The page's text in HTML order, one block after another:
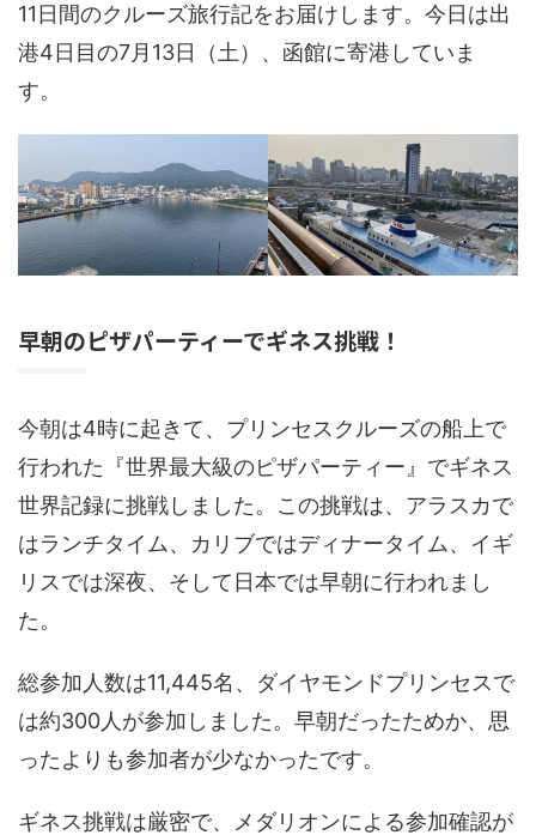
11日間のクルーズ旅行記をお届けします。今日は出
港4日目の7月13日（土）、函館に寄港していま
す。
早朝のピザパーティーでギネス挑戦！
今朝は4時に起きて、プリンセスクルーズの船上で
行われた『世界最大級のピザパーティー』でギネス
世界記録に挑戦しました。この挑戦は、アラスカで
はランチタイム、カリブではディナータイム、イギ
リスでは深夜、そして日本では早朝に行われまし
た。
総参加人数は11,445名、ダイヤモンドプリンセスで
は約300人が参加しました。早朝だったためか、思
ったよりも参加者が少なかったです。
ギネス挑戦は厳密で、メダリオンによる参加確認が